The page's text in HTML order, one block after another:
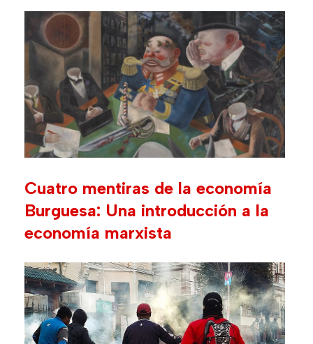
Cuatro mentiras de la economía
Burguesa: Una introducción a la
economía marxista